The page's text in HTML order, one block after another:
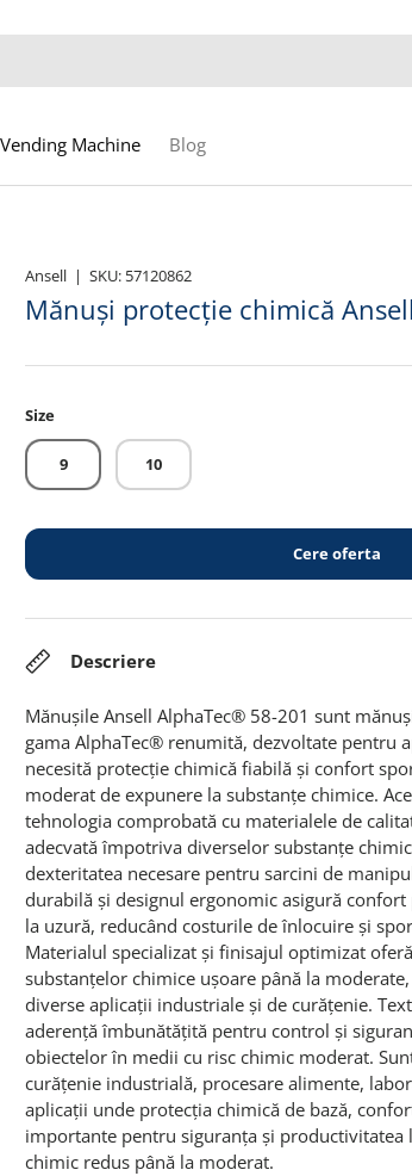
Vending Machine Blog
Ansell |SKU: 57120862
Mănuși protecție chimică
Size
9 10
Cere oferta
Descriere
Mănușile Ansell AlphaTec® 58-201 sunt
gama AlphaTec® renumită, dezvoltate pentru
necesită protecție chimică fiabilă și confort
moderat de expunere la substanțe chimice.
tehnologia comprobată cu materialele de
adecvată împotriva diverselor substanțe
dexteritatea necesare pentru sarcini de
durabilă și designul ergonomic asigură
la uzură, reducând costurile de înlocuire și
Materialul specializat și finisajul optimizat
substanțelor chimice ușoare până la
diverse aplicații industriale și de curățenie.
aderență îmbunătățită pentru control și
obiectelor în medii cu risc chimic moderat.
curățenie industrială, procesare alimente,
aplicații unde protecția chimică de bază,
importante pentru siguranța și
chimic redus până la moderat.